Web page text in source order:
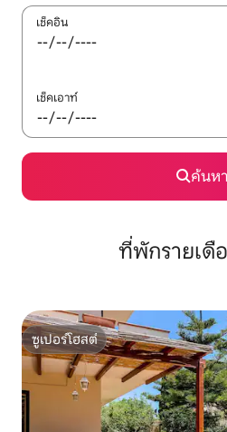
เช็คอิน
เช็คเอาท์
ค้นหา
ที่พักรายเดื
ซูเปอร์โฮสต์
ซูเปอร์โฮสต์